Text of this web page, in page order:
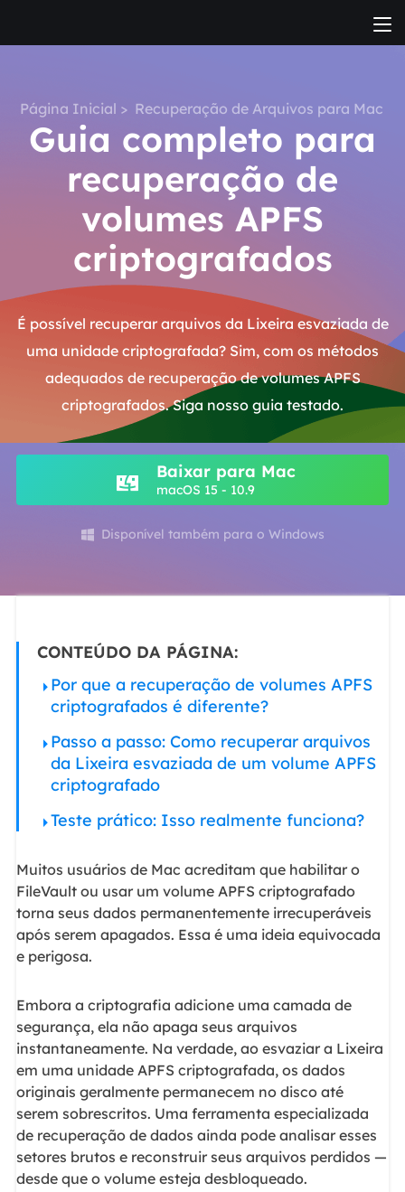
Página Inicial > Recuperação de Arquivos para Mac
Guia completo para
recuperação de
volumes APFS
criptografados
É possível recuperar arquivos da Lixeira esvaziada de
uma unidade criptografada? Sim, com os métodos
adequados de recuperação de volumes APFS
criptografados. Siga nosso guia testado.
Baixar para Mac
macOS 15 - 10.9
 Disponível também para o Windows
CONTEÚDO DA PÁGINA:
Por que a recuperação de volumes APFS
criptografados é diferente?
Passo a passo: Como recuperar arquivos
da Lixeira esvaziada de um volume APFS
criptografado
Teste prático: Isso realmente funciona?
Muitos usuários de Mac acreditam que habilitar o
FileVault ou usar um volume APFS criptografado
torna seus dados permanentemente irrecuperáveis
após serem apagados. Essa é uma ideia equivocada
e perigosa.
Embora a criptografia adicione uma camada de
segurança, ela não apaga seus arquivos
instantaneamente. Na verdade, ao esvaziar a Lixeira
em uma unidade APFS criptografada, os dados
originais geralmente permanecem no disco até
serem sobrescritos. Uma ferramenta especializada
de recuperação de dados ainda pode analisar esses
setores brutos e reconstruir seus arquivos perdidos —
desde que o volume esteja desbloqueado.